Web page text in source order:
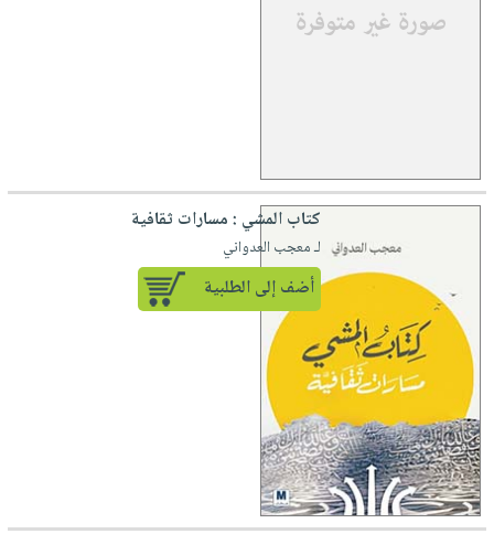
كتاب المشي : مسارات ثقافية
لـ معجب العدواني
أضف إلى الطلبية